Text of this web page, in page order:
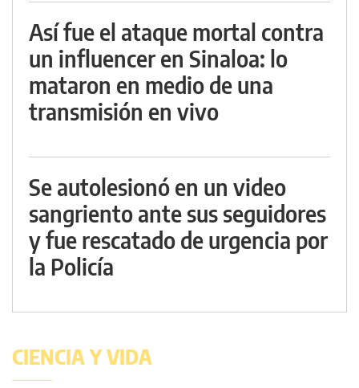
Así fue el ataque mortal contra
un influencer en Sinaloa: lo
mataron en medio de una
transmisión en vivo
Se autolesionó en un video
sangriento ante sus seguidores
y fue rescatado de urgencia por
la Policía
CIENCIA Y VIDA